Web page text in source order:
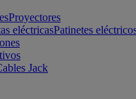
Proyectores
eléctricasPatinetes
Jack